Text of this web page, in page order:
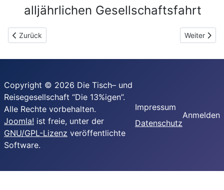
alljährlichen Gesellschaftsfahrt
Vorheriger Beitrag: Über uns ...
Zurück Nächster
Weiter
Copyright © 2026 Die Tisch– und
Reisegesellschaft “Die 13%igen”.
Alle Rechte vorbehalten.
Joomla! ist freie, unter der
GNU/GPL-Lizenz veröffentlichte
Software.
Impressum
Datenschutz
Anmelden